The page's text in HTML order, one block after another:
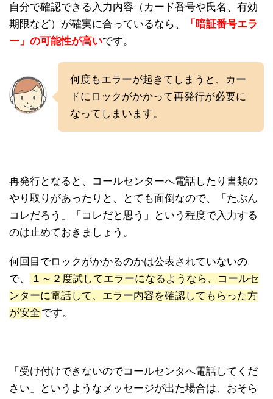
自分で確認できる入力内容（カード番号や氏名、有効
期限など）が確実に合っているなら、
「暗証番号エラ
ー」の可能性が高いです。
何度もエラーが起きてしまうと、カー
ドにロックがかかって再発行が必要に
なってしまいます。
再発行となると、コールセンターへ電話したり書類の
やり取りがあったりと、とても面倒なので、「たぶん
コレだろう」「コレだと思う」という程度で入力する
のは止めておきましょう。
何回目でロックがかかるのかは公表されていないの
で、
１～２度試してエラーになるようなら、コールセ
ンターに電話して、エラー内容を確認してもらった方
が安全 です。
「受け付けできないのでコールセンタへ電話してくだ
さい」というようなメッセージが出た場合は、おそら